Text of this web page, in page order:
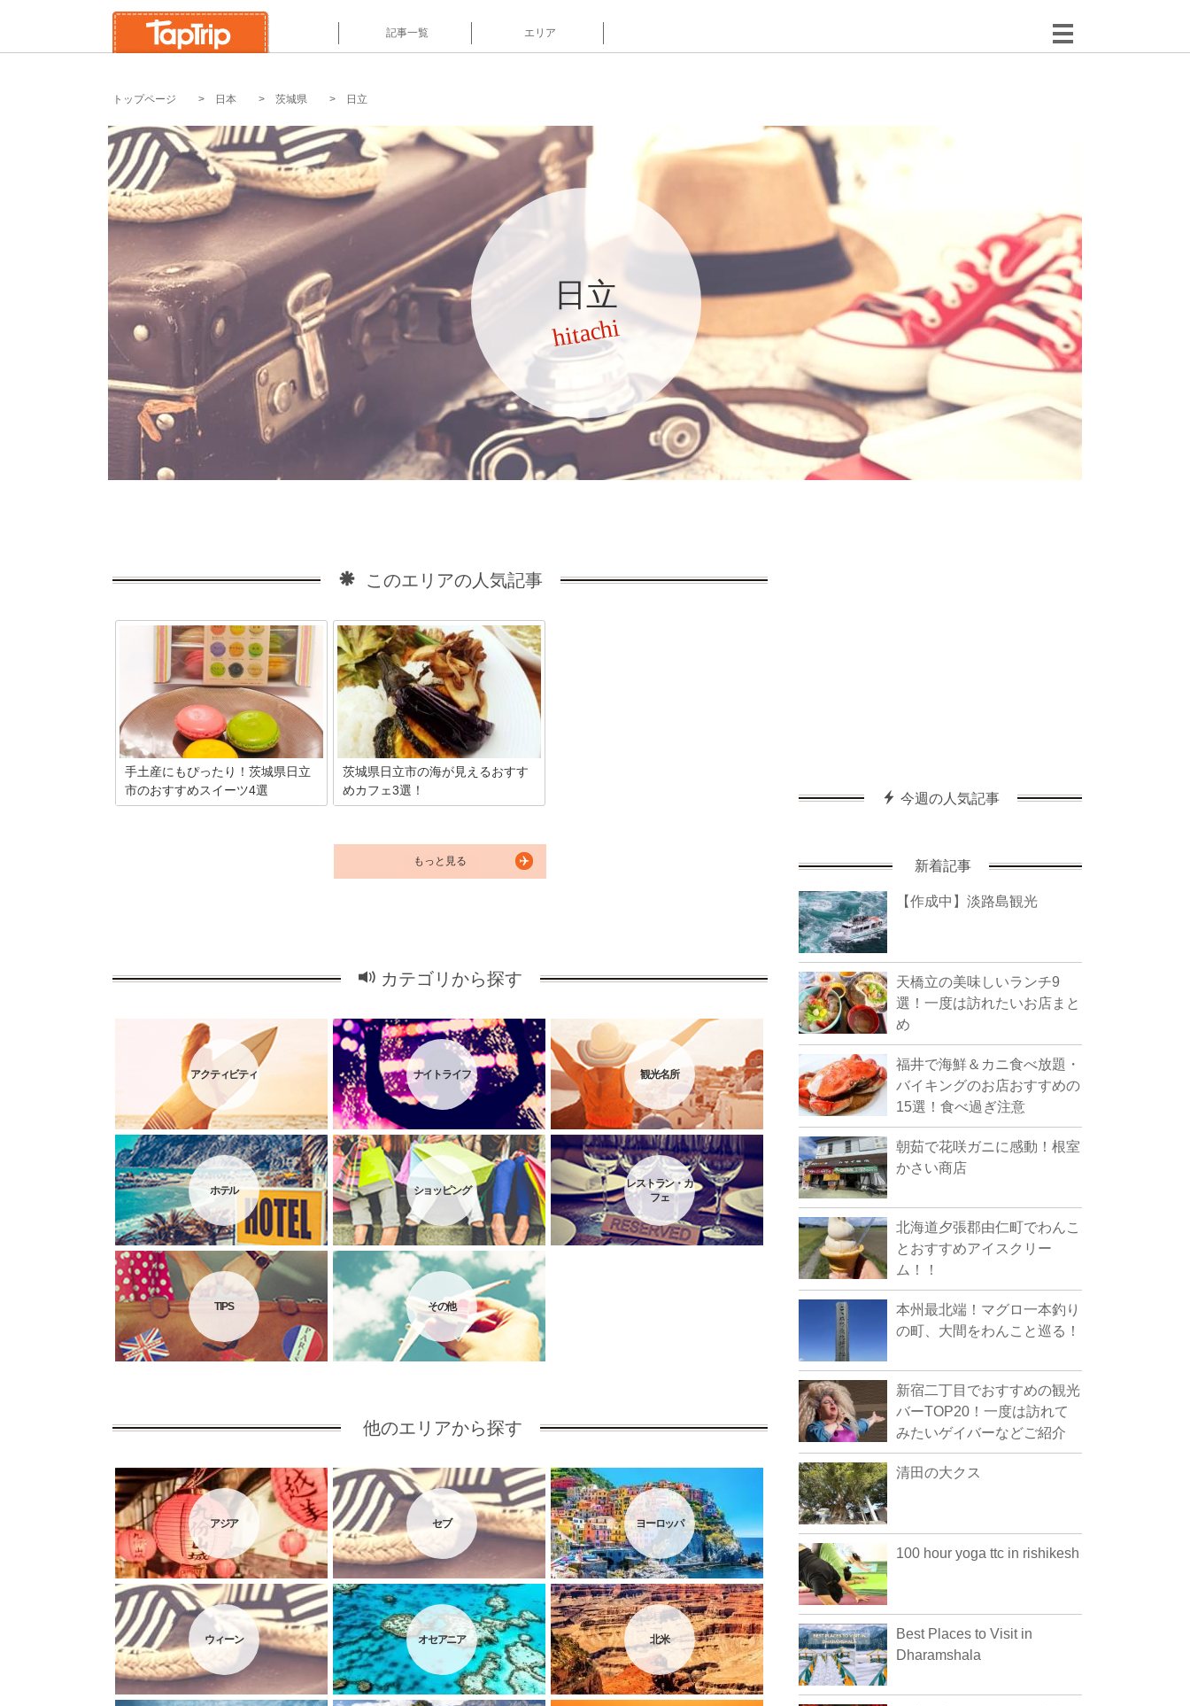
記事一覧 エリア
トップページ 日本 茨城県 日立
日立
hitachi
このエリアの人気記事
手土産にもぴったり！茨城県日立
市のおすすめスイーツ4選
茨城県日立市の海が見えるおすす
めカフェ3選！
ながら食事を楽しめるカフェが近年続々
とオープンしています。今回は日立市へ
行ったらぜひ立ち寄ってほしい、オーシ
もっと見る
カテゴリから探す
アクティビティ ナイトライフ 観光名所
ホテル ショッピング
レストラン・カ
フェ
TIPS その他
他のエリアから探す
アジア セブ ヨーロッパ
ウィーン オセアニア 北米
今週の人気記事
新着記事
【作成中】淡路島観光
天橋立の美味しいランチ9
選！一度は訪れたいお店まと
め
福井で海鮮＆カニ食べ放題・
バイキングのお店おすすめの
15選！食べ過ぎ注意
朝茹で花咲ガニに感動！根室
かさい商店
北海道夕張郡由仁町でわんこ
とおすすめアイスクリー
ム！！
本州最北端！マグロ一本釣り
の町、大間をわんこと巡る！
新宿二丁目でおすすめの観光
バーTOP20！一度は訪れて
みたいゲイバーなどご紹介
清田の大クス
100 hour yoga ttc in rishikesh
Best Places to Visit in
Dharamshala